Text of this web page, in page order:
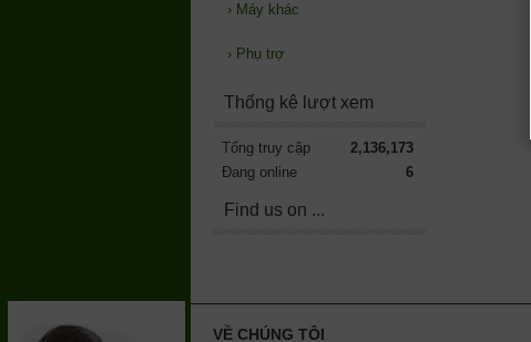
› Máy khác
› Phụ trợ
Thống kê lượt xem
Tổng truy cập
2,136,173
Đang online
6
Find us on ...
VỀ CHÚNG TÔI